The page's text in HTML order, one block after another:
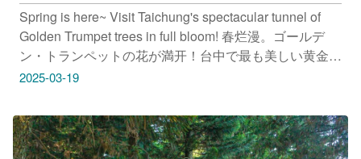
Spring is here~ Visit Taichung's spectacular tunnel of
Golden Trumpet trees in full bloom! 春烂漫。ゴールデ
ン・トランペットの花が満开！台中で最も美しい黄金の
トンネルへと诱う。 완연한 봄기운 황금능소화가 활짝
中国家歌剧院 地址：台中市西屯区惠来路二段101号 #文
修公园 地址：台中市西屯区烈美街与福星路口 #廍子公
园 地址：台中市北屯区廍子路418号 感谢IG网友
2025-03-19